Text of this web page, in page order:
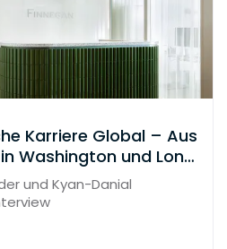
Karriere Global – Aus
Washington und Lond
und Kyan-Danial